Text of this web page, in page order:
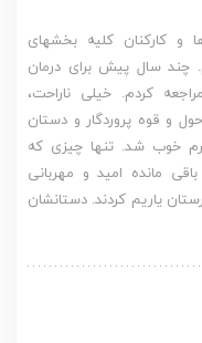
و کارکنان کلیه بخشهای
چند سال پیش برای درمان
کردم. خیلی ناراحت،
و قوه پروردگار و دستان
خوب شد. تنها چیزی که
مانده امید و مهربانی
یاریم کردند. دستانشان